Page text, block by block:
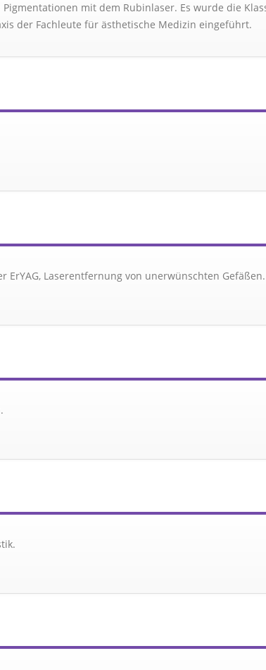
mit dem Rubinlaser. Es wurde die
der Fachleute für ästhetische Medizin eingeführt.
ErYAG, Laserentfernung von unerwünschten Gefäßen.